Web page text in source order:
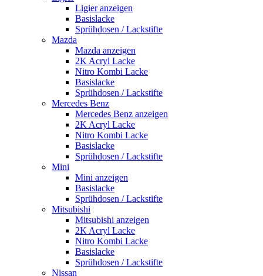
Ligier anzeigen
Basislacke
Sprühdosen / Lackstifte
Mazda
Mazda anzeigen
2K Acryl Lacke
Nitro Kombi Lacke
Basislacke
Sprühdosen / Lackstifte
Mercedes Benz
Mercedes Benz anzeigen
2K Acryl Lacke
Nitro Kombi Lacke
Basislacke
Sprühdosen / Lackstifte
Mini
Mini anzeigen
Basislacke
Sprühdosen / Lackstifte
Mitsubishi
Mitsubishi anzeigen
2K Acryl Lacke
Nitro Kombi Lacke
Basislacke
Sprühdosen / Lackstifte
Nissan